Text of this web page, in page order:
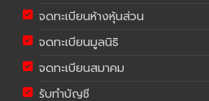
จดทะเบียนห้างหุ้นส่วน
จดทะเบียนมูลนิธิ
จดทะเบียนสมาคม
รับทำบัญชี